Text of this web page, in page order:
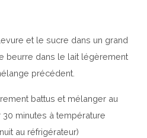
et le sucre dans un grand
beurre dans le lait légèrement
précédent.
battus et mélanger au
minutes à température
au réfrigérateur)